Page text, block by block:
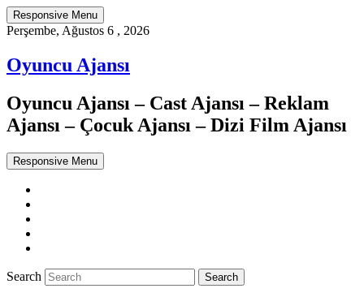
Responsive Menu
Perşembe, Ağustos 6 , 2026
Oyuncu Ajansı
Oyuncu Ajansı – Cast Ajansı – Reklam
Ajansı – Çocuk Ajansı – Dizi Film Ajansı
Responsive Menu
Search